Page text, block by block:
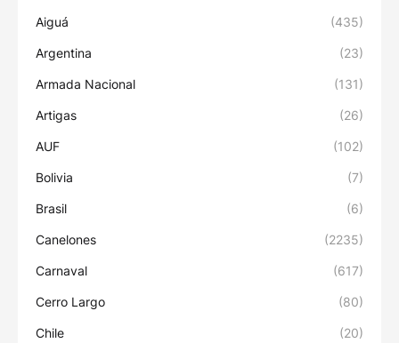
Aiguá (435)
Argentina (23)
Armada Nacional (131)
Artigas (26)
AUF (102)
Bolivia (7)
Brasil (6)
Canelones (2235)
Carnaval (617)
Cerro Largo (80)
Chile (20)